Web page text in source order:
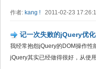
作者: kang ! 2011-02-23
记一次失败的jQuery优
我经常抱怨jQuery的DOM操作性
jQuery其实已经做得很好，从使